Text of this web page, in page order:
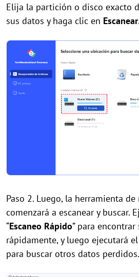
Elija la partición o disco exacto
sus datos y haga clic en Escanear.
Paso 2. Luego, la herramienta
comenzará a escanear y buscar.
“Escaneo Rápido” para
rápidamente, y luego ejecutará el
para buscar otros datos perdidos.